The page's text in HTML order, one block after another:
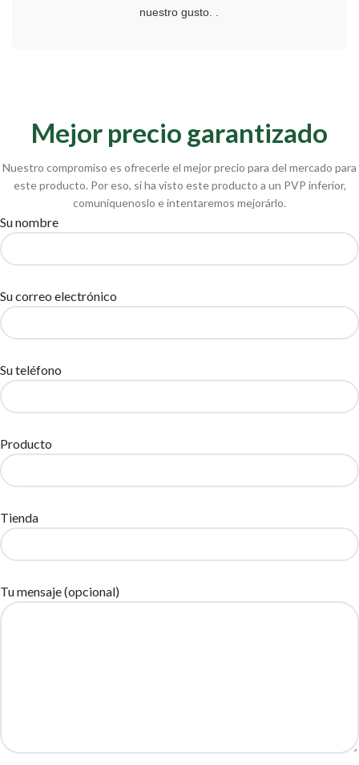
nuestro gusto. .
Mejor precio garantizado
Nuestro compromiso es ofrecerle el mejor precio para del mercado para
este producto. Por eso, si ha visto este producto a un PVP inferior,
comuníquenoslo e intentaremos mejorárlo.
Su nombre
Su correo electrónico
Su teléfono
Producto
Tienda
Tu mensaje (opcional)